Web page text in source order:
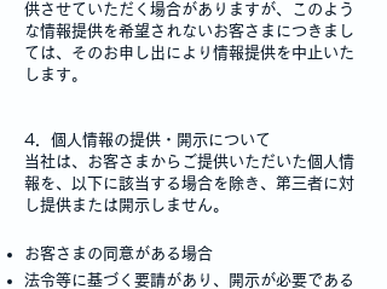
供させていただく場合がありますが、このよう
な情報提供を希望されないお客さまにつきまし
ては、そのお申し出により情報提供を中止いた
します。
4．個人情報の提供・開示について
当社は、お客さまからご提供いただいた個人情
報を、以下に該当する場合を除き、第三者に対
し提供または開示しません。
お客さまの同意がある場合
法令等に基づく要請があり、開示が必要である